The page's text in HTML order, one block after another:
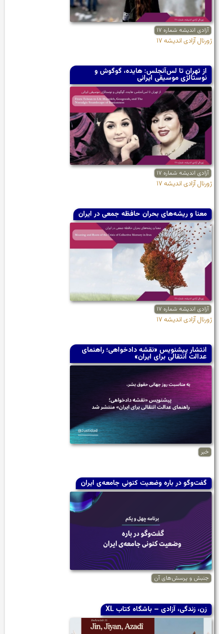
آزادی اندیشه شماره ۱۷
ژورنال آزادی اندیشه ۱۷
از تهران تا لس‌آنجلس: هایده، گوگوش و
نوستالژی موسیقی ایرانی
آزادی اندیشه شماره ۱۷
ژورنال آزادی اندیشه ۱۷
معنا و ریشه‌های بحران حافظه جمعی در ایران
آزادی اندیشه شماره ۱۷
ژورنال آزادی اندیشه ۱۷
انتشار پیشنویس «نقشه دادخواهی؛ راهنمای
عدالت انتقالی برای ایران»
خبر
گفت‌وگو در باره‌ وضعیت کنونی جامعه‌ی ایران
جنبش و پرسش‌های آن
زن، زندگی، آزادی – باشگاه کتاب XL